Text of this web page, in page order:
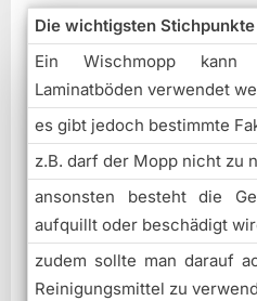
Die wichtigsten Stichpunkte
Ein Wischmopp
Laminatböden verwendet
es gibt jedoch bestimmte
z.B. darf der Mopp nicht zu
ansonsten besteht die
aufquillt oder beschädigt
zudem sollte man darauf
Reinigungsmittel zu